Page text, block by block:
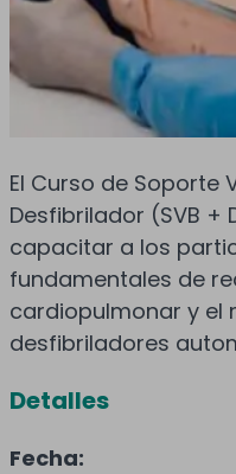
El Curso de Soporte
Desfibrilador (SVB +
capacitar a los
fundamentales de
cardiopulmonar y el
desfibriladores
Detalles
Fecha: